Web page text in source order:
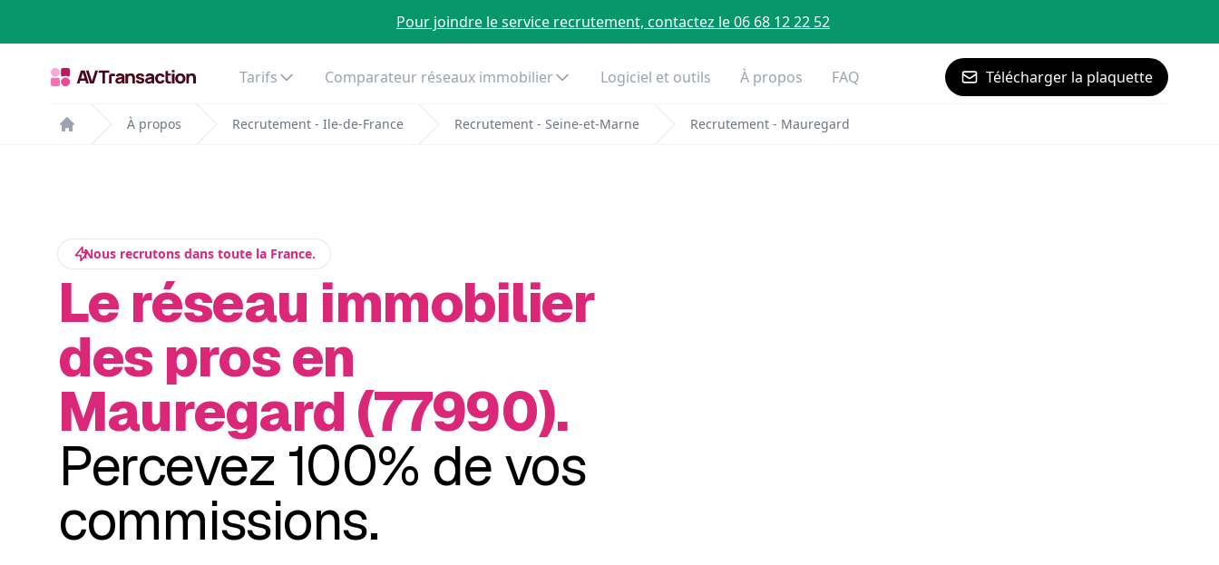
Pour joindre le service recrutement, contactez le 06 68 12 22 52
Tarifs Comparateur réseaux immobilier Logiciel et outils À propos FAQ Télécharger la plaquette
Home
À propos Recrutement - Ile-de-France Recrutement - Seine-et-Marne Recrutement - Mauregard
Nous recrutons dans toute la France.
Le réseau immobilier
des pros en
Mauregard (77990).
Percevez 100% de vos
commissions.